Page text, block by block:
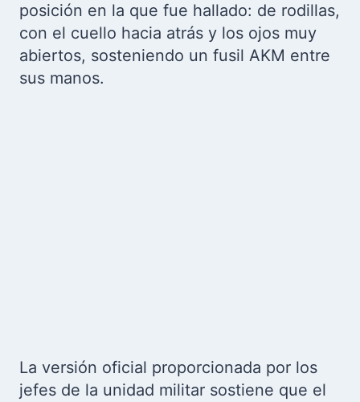
posición en la que fue hallado: de rodillas,
con el cuello hacia atrás y los ojos muy
abiertos, sosteniendo un fusil AKM entre
sus manos.
La versión oficial proporcionada por los
jefes de la unidad militar sostiene que el